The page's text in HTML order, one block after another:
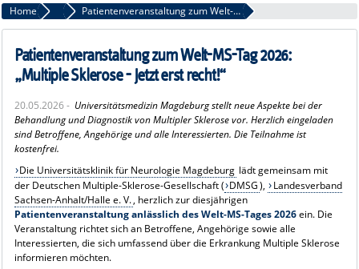
INSTITUTE
KLINIKEN
ZENTRALE EINRICHTUNGEN
FORSCHUNG
ÜBER UNS
INTERNATIONAL
INTRANET
Home Pressemitteilungen Patientenveranstaltung zum Welt-MS-Tag 2026: „Multiple Sklerose - Jetzt erst recht!“
Patientenveranstaltung zum Welt-MS-Tag 2026:
„Multiple Sklerose - Jetzt erst recht!“
20.05.2026 - Universitätsmedizin Magdeburg stellt neue Aspekte bei der
Behandlung und Diagnostik von Multipler Sklerose vor. Herzlich eingeladen
sind Betroffene, Angehörige und alle Interessierten. Die Teilnahme ist
kostenfrei.
Die Universitätsklinik für Neurologie Magdeburg lädt gemeinsam mit
der Deutschen Multiple-Sklerose-Gesellschaft ( DMSG),
Landesverband
Sachsen-Anhalt/Halle e. V., herzlich zur diesjährigen
Patientenveranstaltung anlässlich des Welt-MS-Tages 2026ein. Die
Veranstaltung richtet sich an Betroffene, Angehörige sowie alle
Interessierten, die sich umfassend über die Erkrankung Multiple Sklerose
informieren möchten.